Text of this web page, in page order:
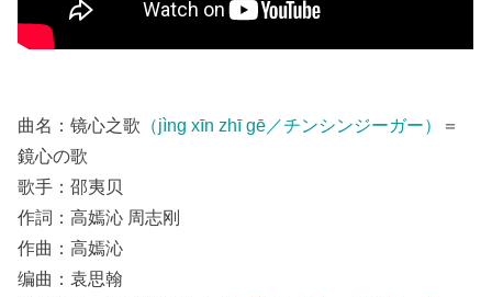
曲名：镜心之歌 （jìng xīn zhī gē／チンシンジーガー）
＝
鏡心の歌
歌手：邵夷贝
作詞：高嫣沁 周志刚
作曲：高嫣沁
编曲：袁思翰